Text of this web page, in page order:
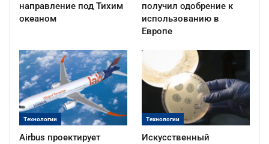
направление под Тихим
океаном
получил одобрение к
использованию в
Европе
Технологии
Airbus проектирует
Технологии
Искусственный